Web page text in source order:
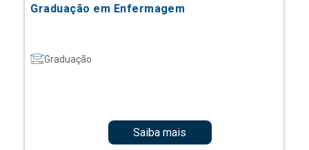
Graduação em Enfermagem
Graduação
Saiba mais